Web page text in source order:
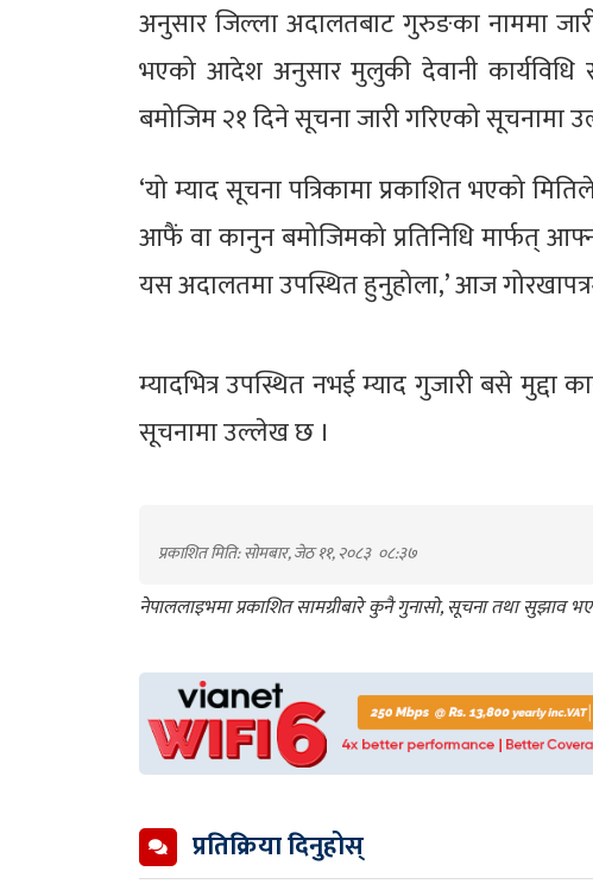
अनुसार जिल्ला अदालतबाट गुरुङका नाममा
भएको आदेश अनुसार मुलुकी देवानी
बमोजिम २१ दिने सूचना जारी गरिएको सूचनामा
‘यो म्याद सूचना पत्रिकामा प्रकाशित भएको
आफैं वा कानुन बमोजिमको प्रतिनिधि मार्फत्
यस अदालतमा उपस्थित हुनुहोला,’ आज
म्यादभित्र उपस्थित नभई म्याद गुजारी बसे
सूचनामा उल्लेख छ ।
प्रकाशित मिति: सोमबार, जेठ ११, २०८३ ०८:३७
नेपाललाइभमा प्रकाशित सामग्रीबारे कुनै गुनासो, सूचना तथा सुझाव
प्रतिक्रिया दिनुहोस्